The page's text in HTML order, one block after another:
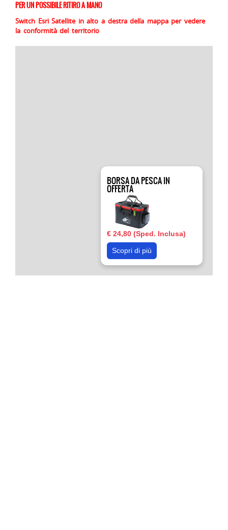
PER UN POSSIBILE RITIRO A MANO
Switch Esri Satellite in alto a destra della mappa per vedere
la conformità del territorio
BORSA DA PESCA IN
OFFERTA
€ 24,80 (Sped. Inclusa)
Scopri di più